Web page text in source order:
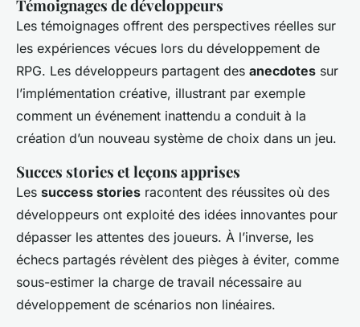
Témoignages de développeurs
Les témoignages offrent des perspectives réelles sur
les expériences vécues lors du développement de
RPG. Les développeurs partagent des anecdotes sur
l’implémentation créative, illustrant par exemple
comment un événement inattendu a conduit à la
création d’un nouveau système de choix dans un jeu.
Succes stories et leçons apprises
Les success stories racontent des réussites où des
développeurs ont exploité des idées innovantes pour
dépasser les attentes des joueurs. À l’inverse, les
échecs partagés révèlent des pièges à éviter, comme
sous-estimer la charge de travail nécessaire au
développement de scénarios non linéaires.